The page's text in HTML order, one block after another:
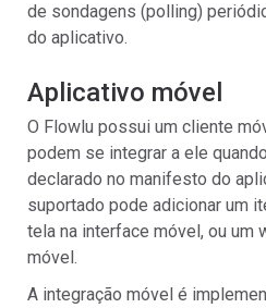
de sondagens (polling)
do aplicativo.
Aplicativo móvel
O Flowlu possui um cliente
podem se integrar a ele
declarado no manifesto do
suportado pode adicionar um
tela na interface móvel, ou um
móvel.
A integração móvel é